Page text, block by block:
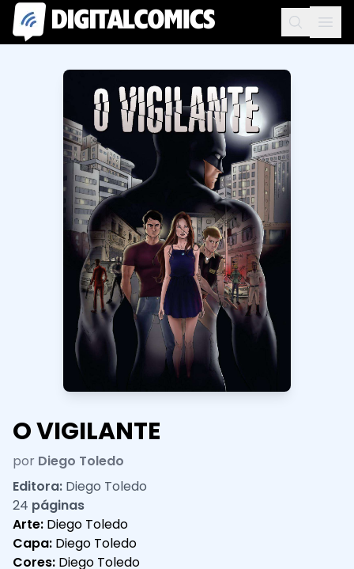
O VIGILANTE
por Diego Toledo
Editora: Diego Toledo
24 páginas
Arte: Diego Toledo
Capa: Diego Toledo
Cores: Diego Toledo